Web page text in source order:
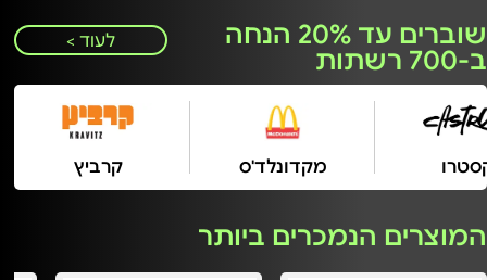
שוברים עד 20% הנחה
ב-700 רשתות
לעוד >
מקדונלד'ס
המוצרים הנמכרים ביותר